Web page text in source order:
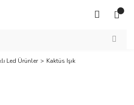
Led Ürünler Kaktüs Işık